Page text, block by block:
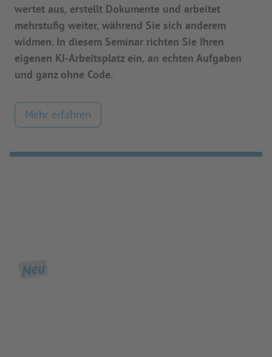
wertet aus, erstellt Dokumente und arbeitet
mehrstufig weiter, während Sie sich anderem
widmen. In diesem Seminar richten Sie Ihren
eigenen KI-Arbeitsplatz ein, an echten Aufgaben
und ganz ohne Code.
Mehr erfahren
Neu